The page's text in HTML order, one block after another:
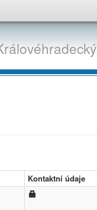
Kontaktní údaje